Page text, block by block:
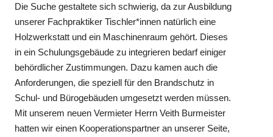
Die Suche gestaltete sich schwierig, da zur Ausbildung
unserer Fachpraktiker Tischler*innen natürlich eine
Holzwerkstatt und ein Maschinenraum gehört. Dieses
in ein Schulungsgebäude zu integrieren bedarf einiger
behördlicher Zustimmungen. Dazu kamen auch die
Anforderungen, die speziell für den Brandschutz in
Schul- und Bürogebäuden umgesetzt werden müssen.
Mit unserem neuen Vermieter Herrn Veith Burmeister
hatten wir einen Kooperationspartner an unserer Seite,